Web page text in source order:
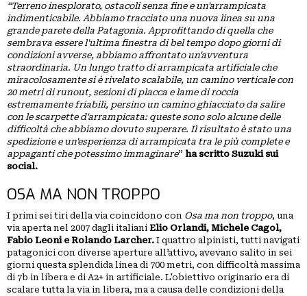
“Terreno inesplorato, ostacoli senza fine e un'arrampicata
indimenticabile. Abbiamo tracciato una nuova linea su una
grande parete della Patagonia. Approfittando di quella che
sembrava essere l'ultima finestra di bel tempo dopo giorni di
condizioni avverse, abbiamo affrontato un'avventura
straordinaria. Un lungo tratto di arrampicata artificiale che
miracolosamente si è rivelato scalabile, un camino verticale con
20 metri di runout, sezioni di placca e lame di roccia
estremamente friabili, persino un camino ghiacciato da salire
con le scarpette d'arrampicata: queste sono solo alcune delle
difficoltà che abbiamo dovuto superare. Il risultato è stato una
spedizione e un'esperienza di arrampicata tra le più complete e
appaganti che potessimo immaginare” ha scritto Suzuki sui
social.
OSA MA NON TROPPO
I primi sei tiri della via coincidono con Osa ma non troppo, una
via aperta nel 2007 dagli italiani Elio Orlandi, Michele Cagol,
Fabio Leoni e Rolando Larcher. I quattro alpinisti, tutti navigati
patagonici con diverse aperture all’attivo, avevano salito in sei
giorni questa splendida linea di 700 metri, con difficoltà massima
di 7b in libera e di A2+ in artificiale. L'obiettivo originario era di
scalare tutta la via in libera, ma a causa delle condizioni della